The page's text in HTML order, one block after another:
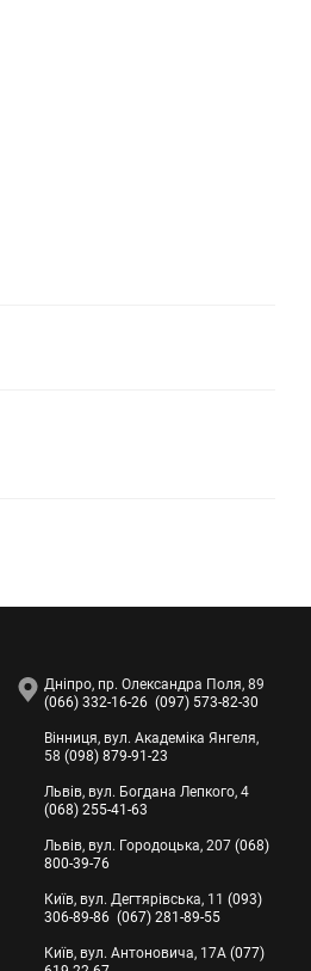
Дніпро, пр. Олександра Поля, 89
(066) 332-16-26 (097) 573-82-30
Вінниця, вул. Академіка Янгеля,
58 (098) 879-91-23
Львів, вул. Богдана Лепкого, 4
(068) 255-41-63
Львів, вул. Городоцька, 207 (068)
800-39-76
Київ, вул. Дегтярівська, 11 (093)
306-89-86 (067) 281-89-55
Київ, вул. Антоновича, 17А (077)